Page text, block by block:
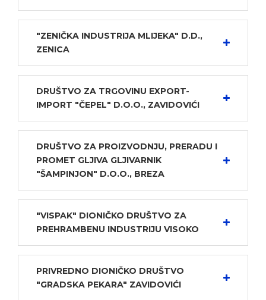
"ZENIČKA INDUSTRIJA MLIJEKA" D.D.,
ZENICA
DRUŠTVO ZA TRGOVINU EXPORT-
IMPORT "ČEPEL" D.O.O., ZAVIDOVIĆI
DRUŠTVO ZA PROIZVODNJU, PRERADU I
PROMET GLJIVA GLJIVARNIK
"ŠAMPINJON" D.O.O., BREZA
"VISPAK" DIONIČKO DRUŠTVO ZA
PREHRAMBENU INDUSTRIJU VISOKO
PRIVREDNO DIONIČKO DRUŠTVO
"GRADSKA PEKARA" ZAVIDOVIĆI